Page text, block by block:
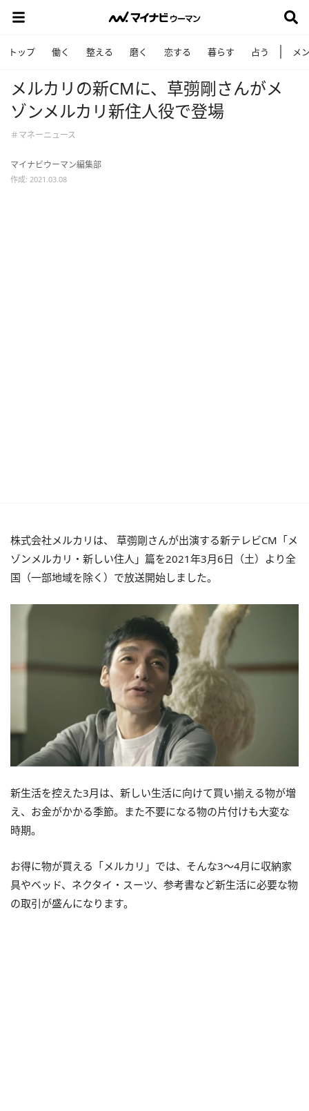
トップ 働く 整える 磨く 恋する 暮らす 占う メ
メルカリの新CMに、草彅剛さんがメ
ゾンメルカリ新住人役で登場
＃マネーニュース
マイナビウーマン編集部
作成: 2021.03.08
株式会社メルカリは、 草彅剛さんが出演する新テレビCM「メ
ゾンメルカリ・新しい住人」篇を2021年3月6日（土）より全
国（一部地域を除く）で放送開始しました。
新生活を控えた3月は、新しい生活に向けて買い揃える物が増
え、お金がかかる季節。また不要になる物の片付けも大変な
時期。
お得に物が買える「メルカリ」では、そんな3～4月に収納家
具やベッド、ネクタイ・スーツ、参考書など新生活に必要な物
の取引が盛んになります。